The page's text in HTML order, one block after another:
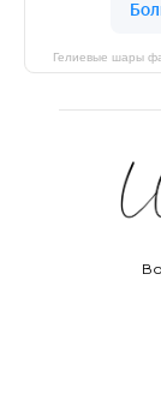
Гелиевые шары